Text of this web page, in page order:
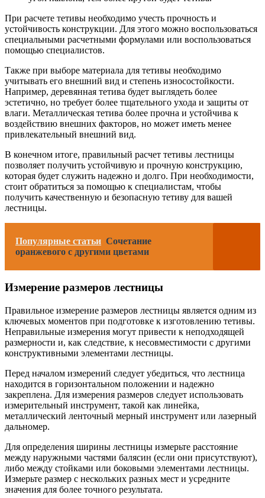
При расчете тетивы необходимо учесть прочность и
устойчивость конструкции. Для этого можно воспользоваться
специальными расчетными формулами или воспользоваться
помощью специалистов.
Также при выборе материала для тетивы необходимо
учитывать его внешний вид и степень износостойкости.
Например, деревянная тетива будет выглядеть более
эстетично, но требует более тщательного ухода и защиты от
влаги. Металлическая тетива более прочна и устойчива к
воздействию внешних факторов, но может иметь менее
привлекательный внешний вид.
В конечном итоге, правильный расчет тетивы лестницы
позволяет получить устойчивую и прочную конструкцию,
которая будет служить надежно и долго. При необходимости,
стоит обратиться за помощью к специалистам, чтобы
получить качественную и безопасную тетиву для вашей
лестницы.
Популярные статьи Сочетание
оранжевого с другими цветами
Измерение размеров лестницы
Правильное измерение размеров лестницы является одним из
ключевых моментов при подготовке к изготовлению тетивы.
Неправильные измерения могут привести к неподходящей
размерности и, как следствие, к несовместимости с другими
конструктивными элементами лестницы.
Перед началом измерений следует убедиться, что лестница
находится в горизонтальном положении и надежно
закреплена. Для измерения размеров следует использовать
измерительный инструмент, такой как линейка,
металлический ленточный мерный инструмент или лазерный
дальномер.
Для определения ширины лестницы измерьте расстояние
между наружными частями балясин (если они присутствуют),
либо между стойками или боковыми элементами лестницы.
Измерьте размер с нескольких разных мест и усредните
значения для более точного результата.